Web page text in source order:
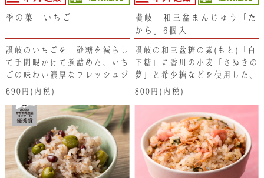
季の菓 いちご
讃岐のいちごを 砂糖を減らし
て手間暇かけて煮詰めた、いち
ごの味わい濃厚なフレッシュジ
ャムです。パンに塗ったり、ヨ
ーグルトにかけてどうぞ！
690円(内税)
讃岐 和三盆まんじゅう「た
から」6個入
讃岐の和三盆糖の素(もと)「白
下糖」に香川の小麦「さぬきの
夢」と希少糖などを使用した、
「讃岐の和三盆まんじゅう た
から」は、「もっちり､ふんわ
り､しっとり」をコンセプトに
した生地で、柔らかく小豆の風
味が香る粒あんを包んでいま
す。白ごまも少し加え、素材の
持つそれぞれの味わいを引きた
てて仕上げたこだわりの和菓子
800円(内税)